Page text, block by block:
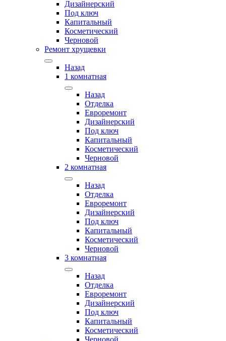
Дизайнерский
Под ключ
Капитальный
Косметический
Черновой
Ремонт хрущевки
Назад
1 комнатная
Назад
Отделка
Евроремонт
Дизайнерский
Под ключ
Капитальный
Косметический
Черновой
2 комнатная
Назад
Отделка
Евроремонт
Дизайнерский
Под ключ
Капитальный
Косметический
Черновой
3 комнатная
Назад
Отделка
Евроремонт
Дизайнерский
Под ключ
Капитальный
Косметический
Черновой